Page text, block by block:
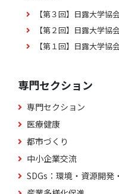
【第３回】日露大学協
【第２回】日露大学協
【第１回】日露大学協
専門セクション
専門セクション
医療健康
都市づくり
中小企業交流
SDGs：環境・資源開発